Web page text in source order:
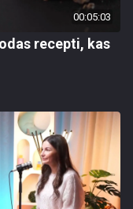
00:05:03
recepti, kas